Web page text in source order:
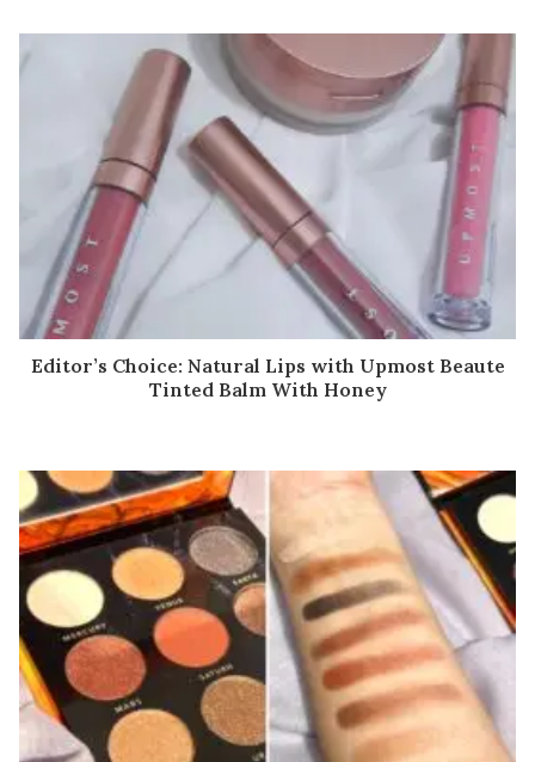
Editor’s Choice: Natural Lips with Upmost Beaute
Tinted Balm With Honey